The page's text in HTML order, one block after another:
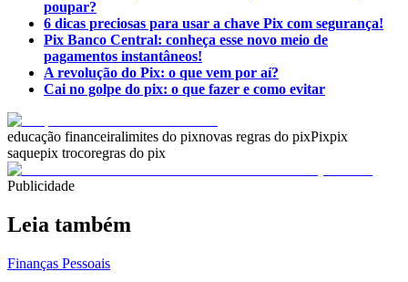
poupar?
6 dicas preciosas para usar a chave Pix com segurança!
Pix Banco Central: conheça esse novo meio de
pagamentos instantâneos!
A revolução do Pix: o que vem por aí?
Cai no golpe do pix: o que fazer e como evitar
educação financeiralimites do pixnovas regras do pixPixpix
saquepix trocoregras do pix
Publicidade
Leia também
Finanças Pessoais